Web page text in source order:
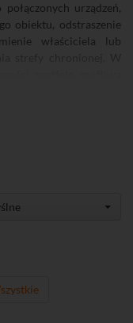
urządzeń,
obiektu, odstraszenie
właściciela lub
funkcji znacznie